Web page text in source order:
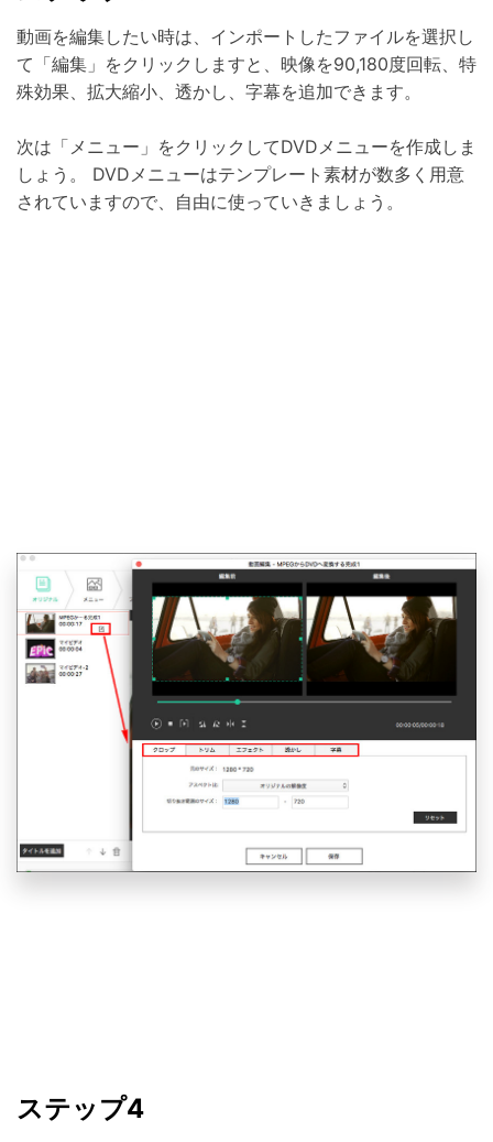
動画を編集したい時は、インポートしたファイルを選択し
て「編集」をクリックしますと、映像を90,180度回転、特
殊効果、拡大縮小、透かし、字幕を追加できます。
次は「メニュー」をクリックしてDVDメニューを作成しま
しょう。 DVDメニューはテンプレート素材が数多く用意
されていますので、自由に使っていきましょう。
ステップ4